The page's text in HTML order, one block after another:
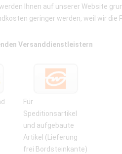
Ihnen auf unserer Website
geringer werden, weil wir die
Versanddienstleistern
Für
Speditionsartikel
und aufgebaute
Artikel (Lieferung
frei Bordsteinkante)